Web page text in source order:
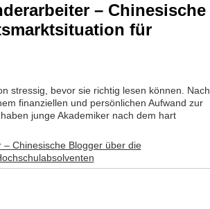
– Chinesische
für
stressig, bevor sie richtig lesen können. Nach
finanziellen und persönlichen Aufwand zur
junge Akademiker nach dem hart